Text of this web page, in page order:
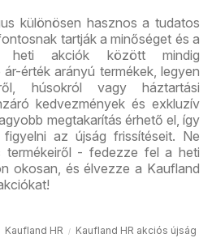
különösen hasznos a tudatos
tartják a minőséget és a
heti akciók között mindig
érték arányú termékek, legyen
húsokról vagy háztartási
kedvezmények és exkluzív
megtakarítás érhető el, így
figyelni az újság frissítéseit. Ne
termékeiről - fedezze fel a heti
okosan, és élvezze a Kaufland
Kaufland HR Kaufland HR akciós újság